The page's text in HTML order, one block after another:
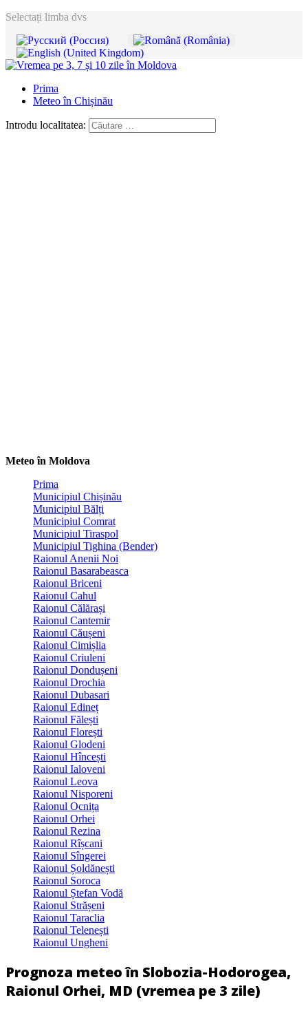
Selectați limba dvs
Prima
Meteo în Chișinău
Introdu localitatea:
Meteo în Moldova
Prima
Municipiul Chișinău
Municipiul Bălți
Municipiul Comrat
Municipiul Tiraspol
Municipiul Tighina (Bender)
Raionul Anenii Noi
Raionul Basarabeasca
Raionul Briceni
Raionul Cahul
Raionul Călărași
Raionul Cantemir
Raionul Căușeni
Raionul Cimișlia
Raionul Criuleni
Raionul Dondușeni
Raionul Drochia
Raionul Dubasari
Raionul Edineț
Raionul Fălești
Raionul Florești
Raionul Glodeni
Raionul Hîncești
Raionul Ialoveni
Raionul Leova
Raionul Nisporeni
Raionul Ocnița
Raionul Orhei
Raionul Rezina
Raionul Rîșcani
Raionul Sîngerei
Raionul Șoldănești
Raionul Soroca
Raionul Ștefan Vodă
Raionul Strășeni
Raionul Taraclia
Raionul Telenești
Raionul Ungheni
Prognoza meteo în Slobozia-Hodorogea,
Raionul Orhei, MD (vremea pe 3 zile)